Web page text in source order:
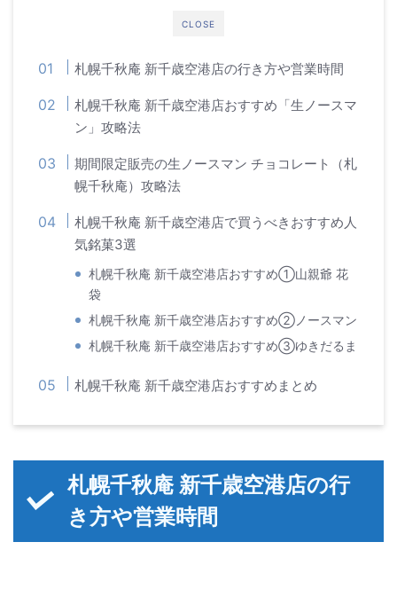
CLOSE
札幌千秋庵 新千歳空港店の行き方や営業時間
札幌千秋庵 新千歳空港店おすすめ「生ノースマ
ン」攻略法
期間限定販売の生ノースマン チョコレート（札
幌千秋庵）攻略法
札幌千秋庵 新千歳空港店で買うべきおすすめ人
気銘菓3選
札幌千秋庵 新千歳空港店おすすめ①山親爺 花
袋
札幌千秋庵 新千歳空港店おすすめ②ノースマン
札幌千秋庵 新千歳空港店おすすめ③ゆきだるま
札幌千秋庵 新千歳空港店おすすめまとめ
札幌千秋庵 新千歳空港店の行
き方や営業時間